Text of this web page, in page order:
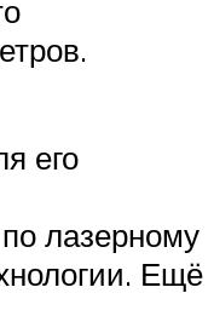
его
лазерному
Ещё